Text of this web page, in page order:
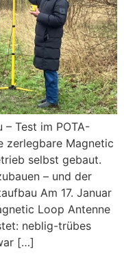
Test im POTA-
zerlegbare Magnetic
selbst gebaut.
– und der
Am 17. Januar
Loop Antenne
neblig-trübes
[…]